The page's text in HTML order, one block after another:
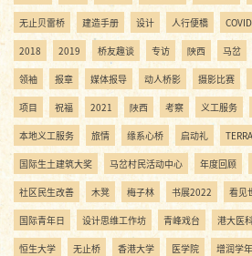
无止贝雷桥 建造手册 设计 人行便橋
2018 2019 桥友趣谈 专访 陝西 马岔
领袖 报章 媒体报导 动人桥影 摄影比赛
项目 祝福 2021 陜西 考察 义工服务
本地义工服务 旅情 缘系心桥 启动礼
国际生土建筑大奖 马岔村民活动中心 年度回顾
社区民生改善 木凳 梅子林 书展2022 看见
国际青年日 设计思维工作坊 青峰戏台 港大医
恒生大学 无止桥 香港大学 医学院 增润学